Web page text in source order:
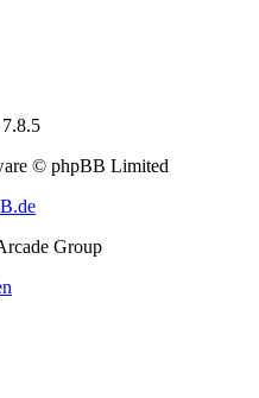
© phpBB Limited
Group